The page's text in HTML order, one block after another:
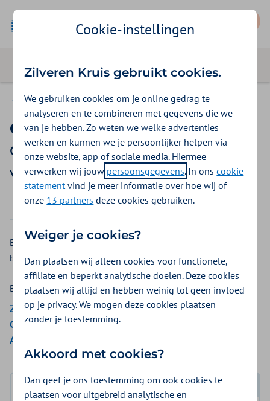
Gemeenten Optimaal
Online brilrecept
Gemeenten Optimaal
vergoedingen 2026
2025 2026
Bij Easee kunt u zelf, waar en wanneer u wilt, een
betrouwbare online oogmeting doen.
Bekijk de vergoedingen van:
Zilveren Kruis
Gemeente Amsterdam
Aon Vitaal
Log in met DigiD
Cookie-instellingen
Zilveren Kruis gebruikt cookies.
We gebruiken cookies om je online gedrag te
analyseren en te combineren met gegevens die we
van je hebben. Zo weten we welke advertenties
werken en kunnen we je persoonlijker helpen via
onze website, app of sociale media. Hiermee
verwerken wij jouw persoonsgegevens. In onscookie
statementvind je meer informatie over hoe wij of
onze 13 partners deze cookies gebruiken.
Weiger je cookies?
Dan plaatsen wij alleen cookies voor functionele,
affiliate en beperkt analytische doelen. Deze cookies
plaatsen wij altijd en hebben weinig tot geen invloed
op je privacy. We mogen deze cookies plaatsen
zonder je toestemming.
Akkoord met cookies?
Dan geef je ons toestemming om ook cookies te
plaatsen voor uitgebreid analytische en